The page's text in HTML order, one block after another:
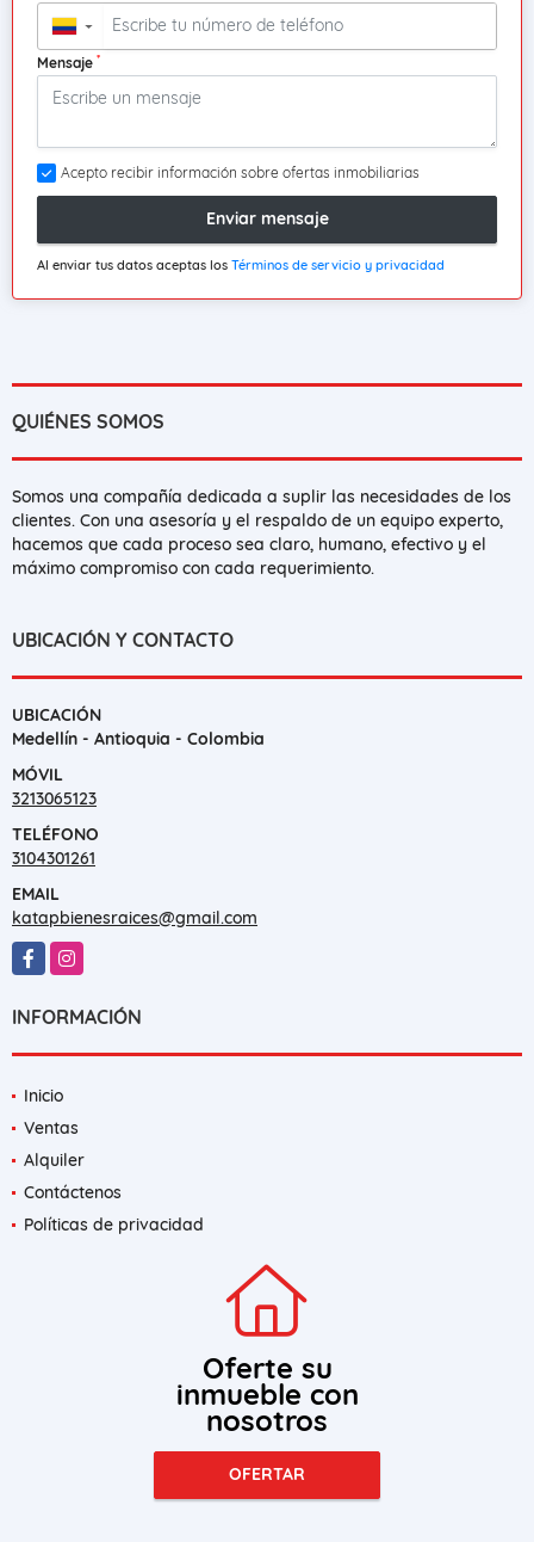
▼
Mensaje *
Acepto recibir información sobre ofertas inmobiliarias
Enviar mensaje
Al enviar tus datos aceptas los Términos de servicio y privacidad
QUIÉNES SOMOS
Somos una compañía dedicada a suplir las necesidades de los
clientes. Con una asesoría y el respaldo de un equipo experto,
hacemos que cada proceso sea claro, humano, efectivo y el
máximo compromiso con cada requerimiento.
UBICACIÓN Y CONTACTO
UBICACIÓN
Medellín - Antioquia - Colombia
MÓVIL
3213065123
TELÉFONO
3104301261
EMAIL
katapbienesraices@gmail.com
FacebookInstagram
INFORMACIÓN
Inicio
Ventas
Alquiler
Contáctenos
Políticas de privacidad
Oferte su
inmueble con
nosotros
OFERTAR